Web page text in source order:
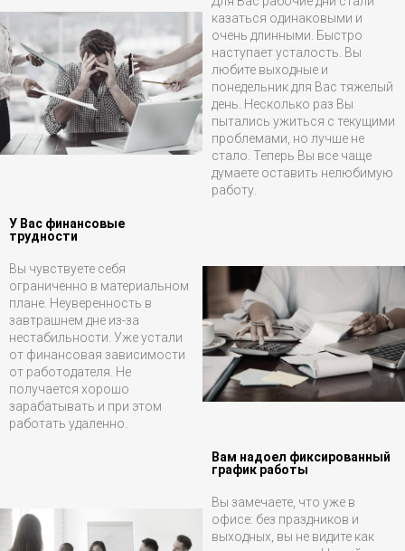
казаться одинаковыми и
очень длинными. Быстро
наступает усталость. Вы
любите выходные и
понедельник для Вас тяжелый
день. Несколько раз Вы
пытались ужиться с текущими
проблемами, но лучше не
стало. Теперь Вы все чаще
думаете оставить нелюбимую
работу.
У Вас финансовые
трудности
Вы чувствуете себя
ограниченно в материальном
плане. Неуверенность в
завтрашнем дне из-за
нестабильности. Уже устали
от финансовая зависимости
от работодателя. Не
получается хорошо
зарабатывать и при этом
работать удаленно.
Вам надоел фиксированный
график работы
Вы замечаете, что уже в
офисе: без праздников и
выходных, вы не видите как